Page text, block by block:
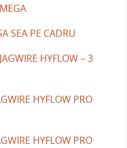
SEA PE CADRU
HYFLOW – 3
HYFLOW PRO
HYFLOW PRO